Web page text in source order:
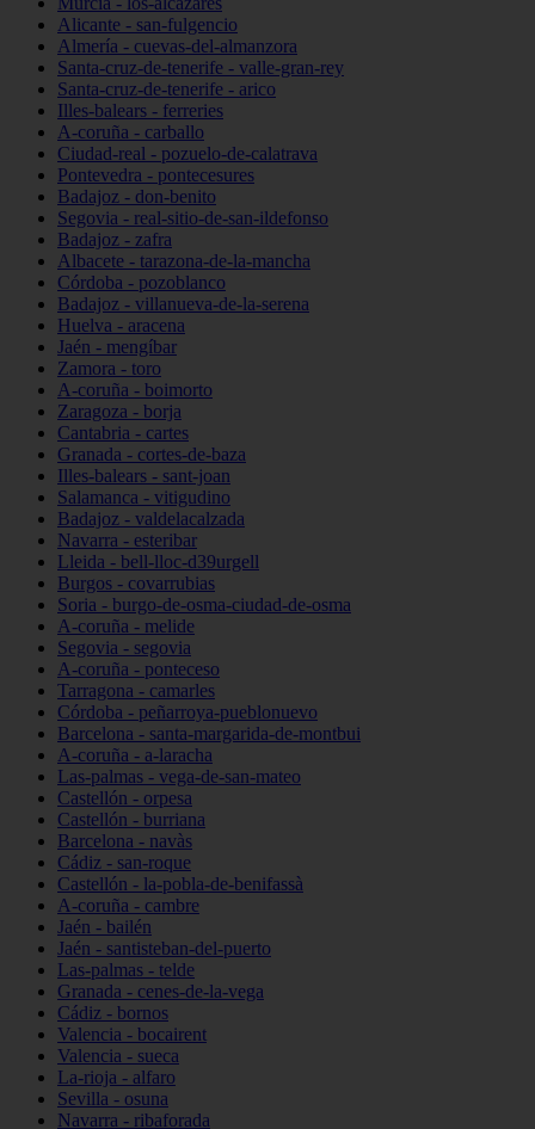
Alicante - san-fulgencio
Almería - cuevas-del-almanzora
Santa-cruz-de-tenerife - valle-gran-rey
Santa-cruz-de-tenerife - arico
Illes-balears - ferreries
A-coruña - carballo
Ciudad-real - pozuelo-de-calatrava
Pontevedra - pontecesures
Badajoz - don-benito
Segovia - real-sitio-de-san-ildefonso
Badajoz - zafra
Albacete - tarazona-de-la-mancha
Córdoba - pozoblanco
Badajoz - villanueva-de-la-serena
Huelva - aracena
Jaén - mengíbar
Zamora - toro
A-coruña - boimorto
Zaragoza - borja
Cantabria - cartes
Granada - cortes-de-baza
Illes-balears - sant-joan
Salamanca - vitigudino
Badajoz - valdelacalzada
Navarra - esteribar
Lleida - bell-lloc-d39urgell
Burgos - covarrubias
Soria - burgo-de-osma-ciudad-de-osma
A-coruña - melide
Segovia - segovia
A-coruña - ponteceso
Tarragona - camarles
Córdoba - peñarroya-pueblonuevo
Barcelona - santa-margarida-de-montbui
A-coruña - a-laracha
Las-palmas - vega-de-san-mateo
Castellón - orpesa
Castellón - burriana
Barcelona - navàs
Cádiz - san-roque
Castellón - la-pobla-de-benifassà
A-coruña - cambre
Jaén - bailén
Jaén - santisteban-del-puerto
Las-palmas - telde
Granada - cenes-de-la-vega
Cádiz - bornos
Valencia - bocairent
Valencia - sueca
La-rioja - alfaro
Sevilla - osuna
Navarra - ribaforada